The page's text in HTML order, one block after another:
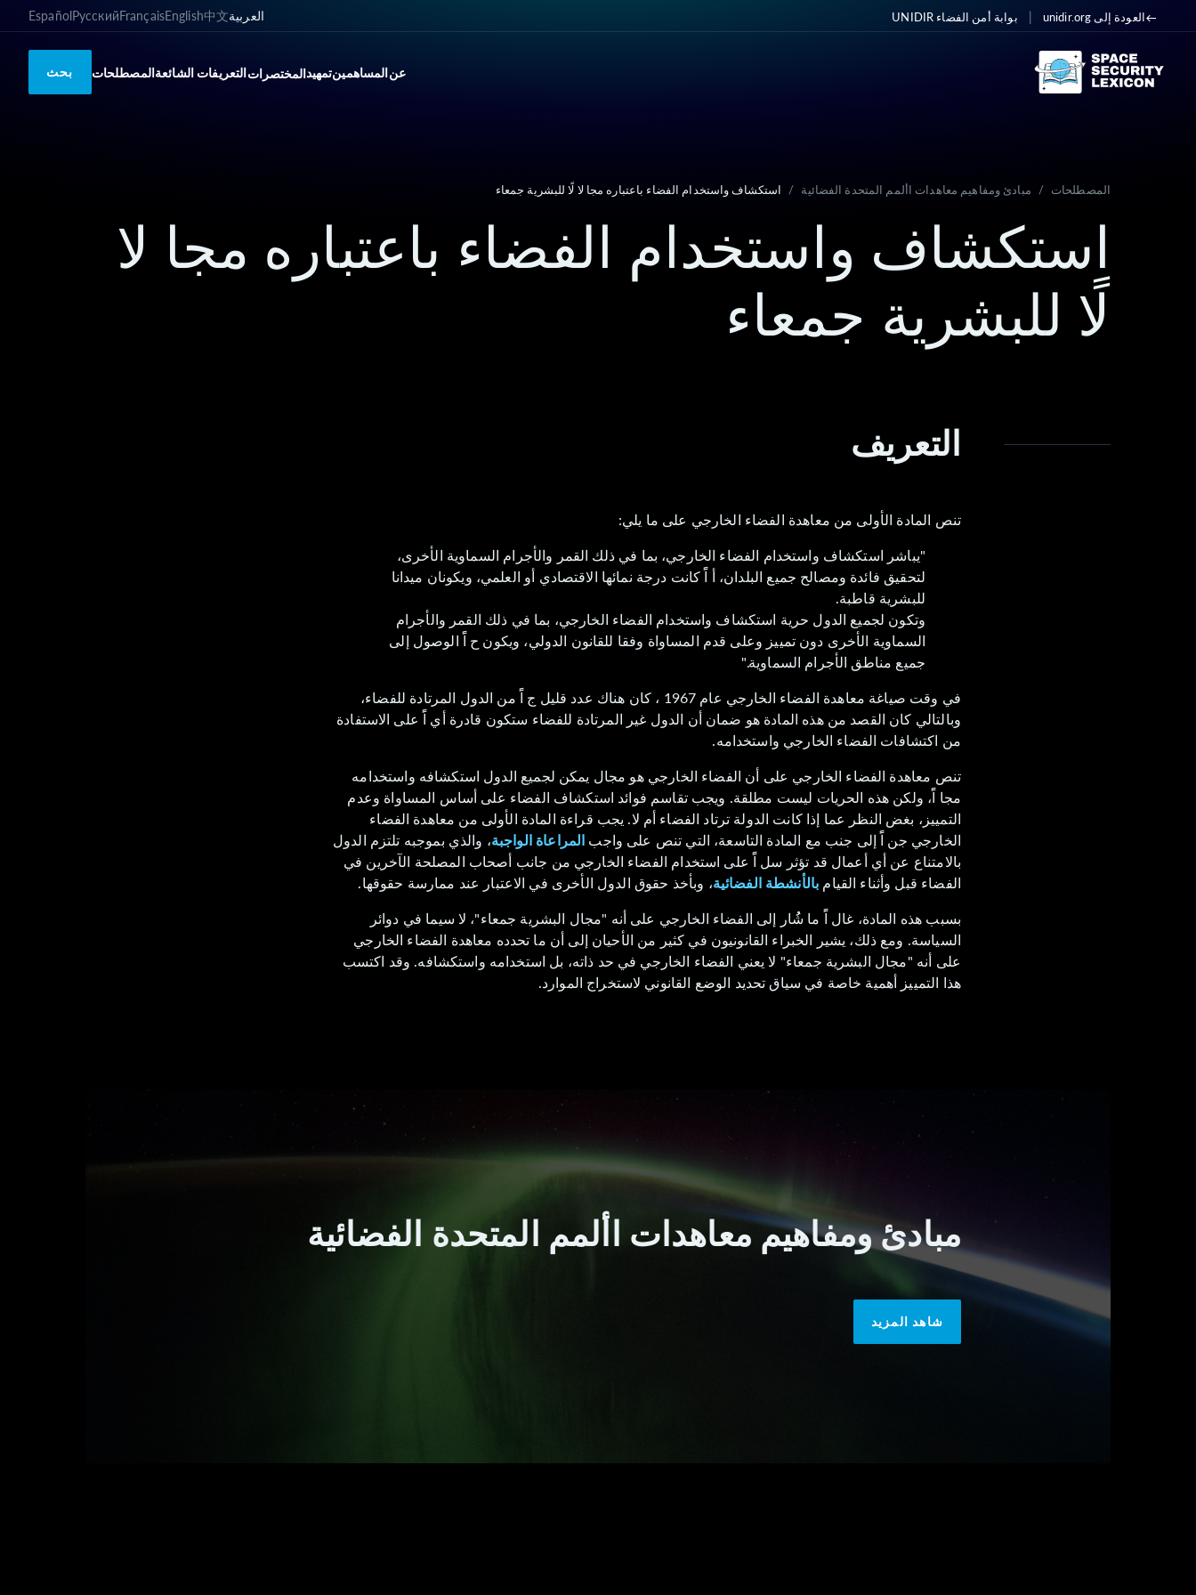
العودة إلى unidir.org | بوابة أمن الفضاء UNIDIR العربية中文
English
Français
Русский
Español
عنالمساهمينتمهيدالمختصراتالتعريفات الشائعةالمصطلحات بحث
المصطلحات / مبادئ ومفاهيم معاهدات األمم المتحدة الفضائية / استكشاف واستخدام الفضاء باعتباره مجا لا لًا للبشرية جمعاء
استكشاف واستخدام الفضاء باعتباره مجا لا
لًا للبشرية جمعاء
التعريف
تنص المادة الأولى من معاهدة الفضاء الخارجي على ما يلي:
"يباشر استكشاف واستخدام الفضاء الخارجي، بما في ذلك القمر والأجرام السماوية الأخرى،
لتحقيق فائدة ومصالح جميع البلدان، أ اًً كانت درجة نمائها الاقتصادي أو العلمي، ويكونان ميدانا
وتكون لجميع الدول حرية استكشاف واستخدام الفضاء الخارجي، بما في ذلك القمر والأجرام
السماوية الأخرى دون تمييز وعلى قدم المساواة وفقا للقانون الدولي، ويكون ح اًً الوصول إلى
جميع مناطق الأجرام السماوية."
في وقت صياغة معاهدة الفضاء الخارجي عام 1967 ، كان هناك عدد قليل ج اًً من الدول المرتادة للفضاء،
وبالتالي كان القصد من هذه المادة هو ضمان أن الدول غير المرتادة للفضاء ستكون قادرة أي اًً على الاستفادة
من اكتشافات الفضاء الخارجي واستخدامه.
تنص معاهدة الفضاء الخارجي على أن الفضاء الخارجي هو مجال يمكن لجميع الدول استكشافه واستخدامه
مجا اًً، ولكن هذه الحريات ليست مطلقة. ويجب تقاسم فوائد استكشاف الفضاء على أساس المساواة وعدم
التمييز، بغض النظر عما إذا كانت الدولة ترتاد الفضاء أم لا. يجب قراءة المادة الأولى من معاهدة الفضاء
الخارجي جن اًً إلى جنب مع المادة التاسعة، التي تنص على واجب المراعاة الواجبة، والذي بموجبه تلتزم الدول
بالامتناع عن أي أعمال قد تؤثر سل اًً على استخدام الفضاء الخارجي من جانب أصحاب المصلحة الآخرين في
الفضاء قبل وأثناء القيام بالأنشطة الفضائية، وبأخذ حقوق الدول الأخرى في الاعتبار عند ممارسة حقوقها.
بسبب هذه المادة، غال اًً ما شُُار إلى الفضاء الخارجي على أنه "مجال البشرية جمعاء"، لا سيما في دوائر
السياسة. ومع ذلك، يشير الخبراء القانونيون في كثير من الأحيان إلى أن ما تحدده معاهدة الفضاء الخارجي
على أنه "مجال البشرية جمعاء" لا يعني الفضاء الخارجي في حد ذاته، بل استخدامه واستكشافه. وقد اكتسب
هذا التمييز أهمية خاصة في سياق تحديد الوضع القانوني لاستخراج الموارد.
مبادئ ومفاهيم معاهدات األمم المتحدة الفضائية
شاهد المزيد